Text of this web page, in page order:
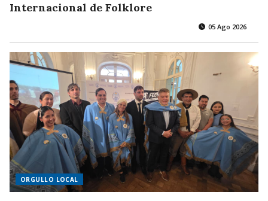
Internacional de Folklore
05 Ago 2026
ORGULLO LOCAL